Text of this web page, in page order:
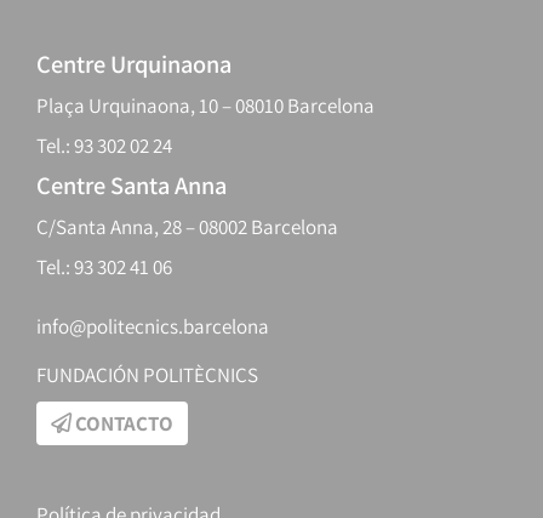
Centre Urquinaona
Plaça Urquinaona, 10 – 08010 Barcelona
Tel.: 93 302 02 24
Centre Santa Anna
C/Santa Anna, 28 – 08002 Barcelona
Tel.: 93 302 41 06
info@politecnics.barcelona
FUNDACIÓN POLITÈCNICS
CONTACTO